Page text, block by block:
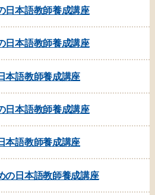
日本語教師養成講座
日本語教師養成講座
本語教師養成講座
日本語教師養成講座
本語教師養成講座
の日本語教師養成講座